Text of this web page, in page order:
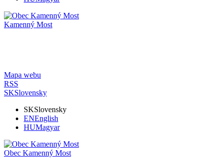
Kamenný Most
Mapa webu
RSS
SKSlovensky
SKSlovensky
ENEnglish
HUMagyar
Obec Kamenný Most